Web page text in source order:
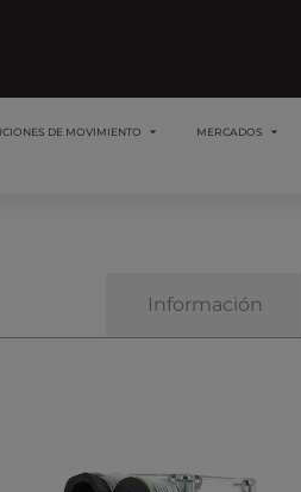
DE MOVIMIENTO MERCADOS
Información